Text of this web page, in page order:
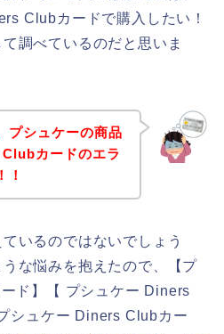
Clubカードで購入したい！
調べているのだと思いま
プシュケーの商品
カードのエラ
！
いるのではないでしょう
な悩みを抱えたので、【プ
ド】【 プシュケー Diners
ュケー Diners Clubカー